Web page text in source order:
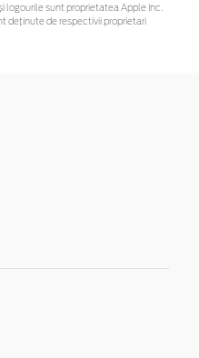
logourile sunt proprietatea Apple Inc.
deținute de respectivii proprietari